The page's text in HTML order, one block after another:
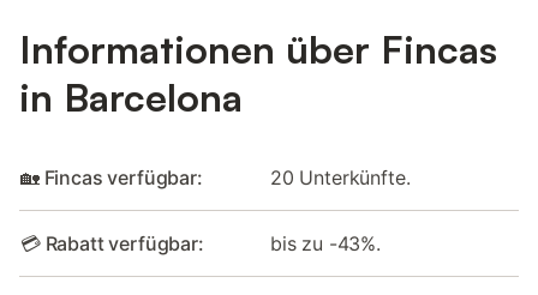
Informationen über Fincas
in Barcelona
🏡 Fincas verfügbar: 20 Unterkünfte.
💳 Rabatt verfügbar: bis zu -43%.